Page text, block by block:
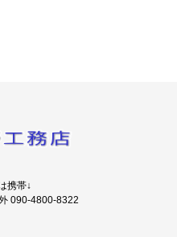
携帯↓
090-4800-8322